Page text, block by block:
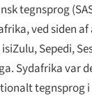
tegnsprog
ved siden
Sepedi,
Sydafrika var
tegnsprog